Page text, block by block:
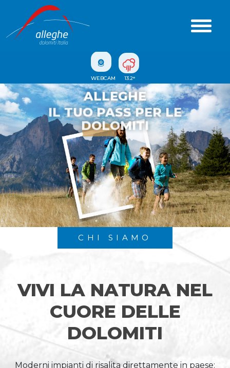
WEBCAM 13.2°
ALLEGHE
IL TUO PASS PER LE
DOLOMITI
CHI SIAMO
VIVI LA NATURA NEL
CUORE DELLE
DOLOMITI
Moderni impianti di risalita direttamente in paese: